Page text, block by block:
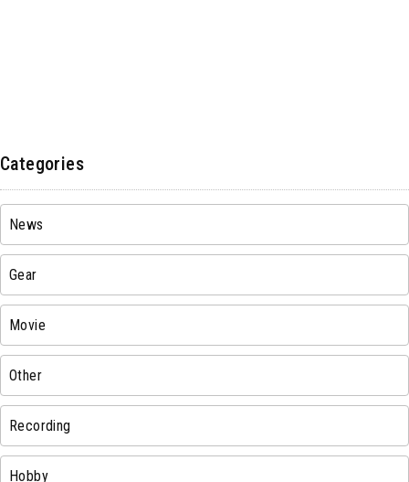
Categories
News
Gear
Movie
Other
Recording
Hobby